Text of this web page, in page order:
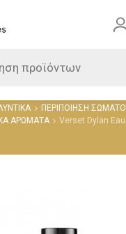
ΠΕΡΙΠΟΙΗΣΗ
ΑΡΩΜΑΤΑ Verset Dylan